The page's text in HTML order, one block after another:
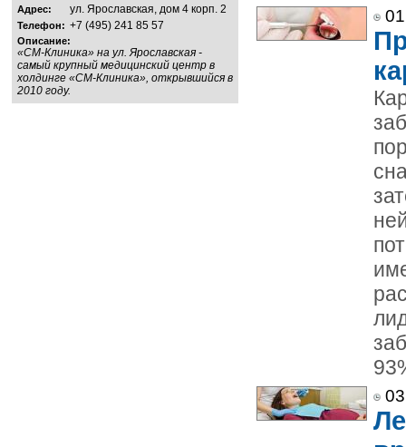
Адрес: ул. Ярославская, дом 4 корп. 2
Телефон: +7 (495) 241 85 57
Описание:
«СМ-Клиника» на ул. Ярославская -
самый крупный медицинский центр в
холдинге «СМ-Клиника», открывшийся в
2010 году.